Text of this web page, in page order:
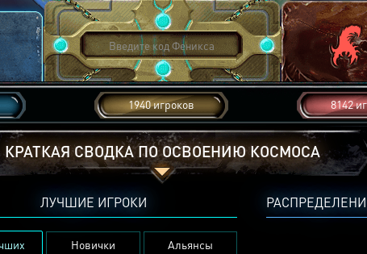
1940 игроков 8142
КРАТКАЯ СВОДКА ПО ОСВОЕНИЮ КОСМОСА
ЛУЧШИЕ ИГРОКИ
Новички Альянсы